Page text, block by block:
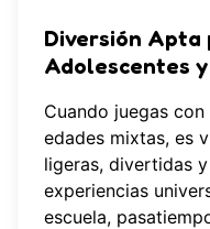
Diversión Apta
Adolescentes
Cuando juegas
edades mixtas, es
ligeras, divertidas
experiencias
escuela,